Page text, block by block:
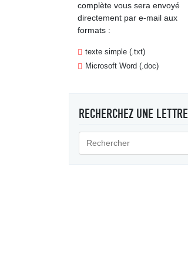
complète vous sera envoyé
directement par e-mail aux
formats :
texte simple (.txt)
Microsoft Word (.doc)
RECHERCHEZ UNE LETTRE